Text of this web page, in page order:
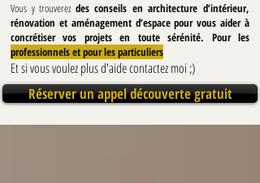
Blog
Vous y trouverez des conseils en architecture d’intérieur,
rénovation et aménagement d’espace pour vous aider à
concrétiser vos projets en toute sérénité. Pour les
professionnels et pour les particuliers
Et si vous voulez plus d'aide contactez moi ;)
Réserver un appel découverte gratuit